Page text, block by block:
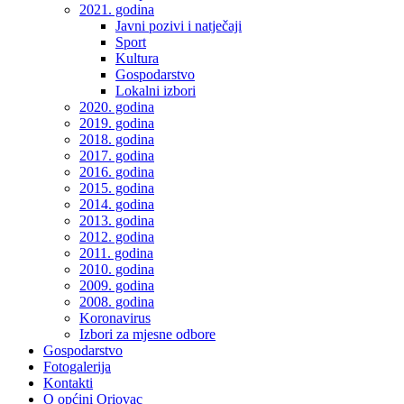
2021. godina
Javni pozivi i natječaji
Sport
Kultura
Gospodarstvo
Lokalni izbori
2020. godina
2019. godina
2018. godina
2017. godina
2016. godina
2015. godina
2014. godina
2013. godina
2012. godina
2011. godina
2010. godina
2009. godina
2008. godina
Koronavirus
Izbori za mjesne odbore
Gospodarstvo
Fotogalerija
Kontakti
O općini Oriovac